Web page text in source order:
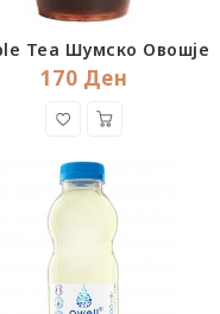
Tea Шумско Овошје
170 Ден